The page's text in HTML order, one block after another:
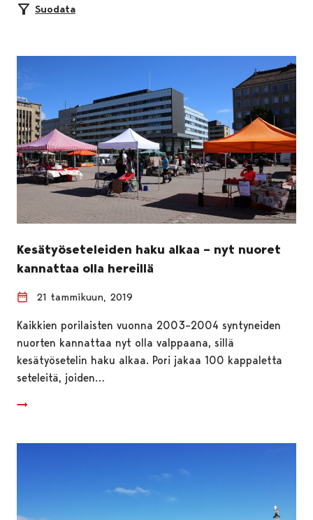
Suodata
Kesätyöseteleiden haku alkaa – nyt nuoret
kannattaa olla hereillä
21 tammikuun, 2019
Kaikkien porilaisten vuonna 2003–2004 syntyneiden
nuorten kannattaa nyt olla valppaana, sillä
kesätyösetelin haku alkaa. Pori jakaa 100 kappaletta
seteleitä, joiden…